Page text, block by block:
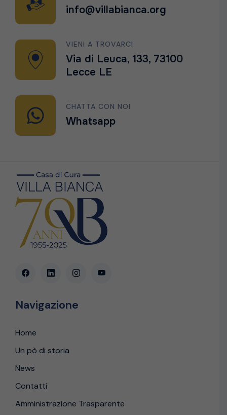
info@villabianca.org
VIENI A TROVARCI
Via di Leuca, 133, 73100
Lecce LE
CHATTA CON NOI
Whatsapp
Navigazione
Home
Un pò di storia
News
Contatti
Amministrazione Trasparente